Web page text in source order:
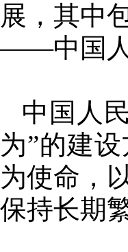
展，其中
——中国人
中国人
为”的建
为使命，
保持长期